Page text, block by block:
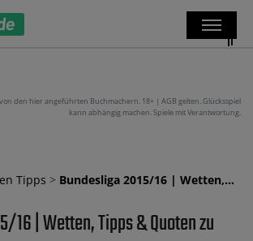
den hier angeführten Buchmachern. 18+ | AGB gelten. Glücksspiel
kann abhängig machen. Spiele mit Verantwortung.
Tipps > Bundesliga 2015/16 | Wetten,…
16 | Wetten, Tipps & Quoten zu